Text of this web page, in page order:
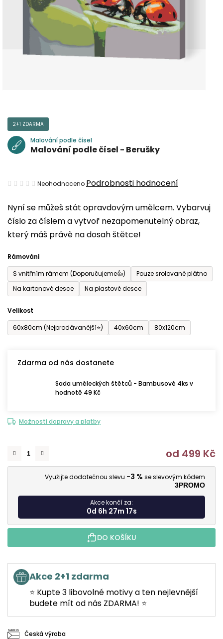
Nyní se můžeš stát opravdovým umělcem. Vybarvuj
číslo za číslem a vytvoř nezapomenutelný obraz,
který máš právě na dosah štětce!
Rámování
S vnitřním rámem (Doporučujeme👍)
Pouze srolované plátno
Na kartonové desce
Na plastové desce
Velikost
60x80cm (Nejprodávanější⭐)
40x60cm 80x120cm
Zdarma od nás dostanete
Sada uměleckých štětců - Bambusové 4ks v
hodnotě 49 Kč
Možnosti dopravy a platby
od 499 Kč
Využijte dodatečnou slevu -3 % se slevovým kódem
3PROMO
Akce končí za:
0d 6h 27m 16s
DO KOŠÍKU
Akce 2+1 zdarma
⭐ Kupte 3 libovolné motivy a ten nejlevnější
budete mít od nás ZDARMA! ⭐
Česká výroba
2+1 ZDARMA
Malování podle čísel
Malování podle čísel - Berušky
Průměrné
produktu
je
0,0
5
hvězdiček.
Neohodnoceno Podrobnosti hodnocení